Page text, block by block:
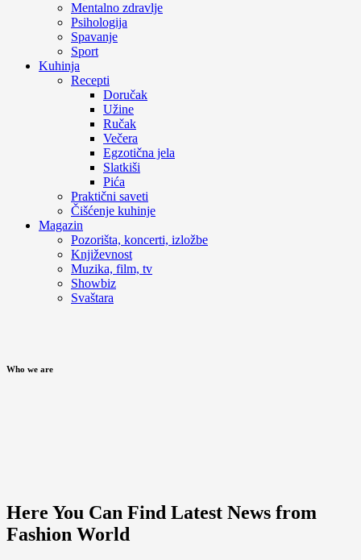
Mentalno zdravlje
Psihologija
Spavanje
Sport
Kuhinja
Recepti
Doručak
Užine
Ručak
Večera
Egzotična jela
Slatkiši
Pića
Praktični saveti
Čišćenje kuhinje
Magazin
Pozorišta, koncerti, izložbe
Književnost
Muzika, film, tv
Showbiz
Svaštara
Who we are
Here You Can Find Latest News from
Fashion World